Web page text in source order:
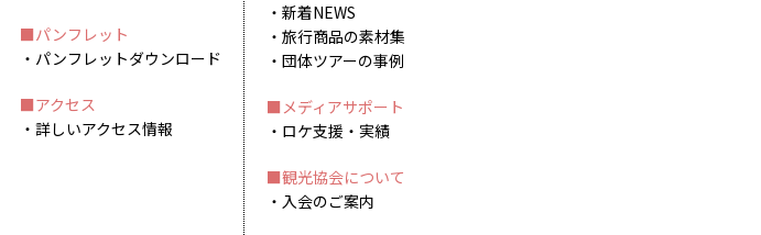
パンフレット
パンフレットダウンロード
アクセス
詳しいアクセス情報
新着NEWS
旅行商品の素材集
団体ツアーの事例
メディアサポート
ロケ支援・実績
観光協会について
入会のご案内